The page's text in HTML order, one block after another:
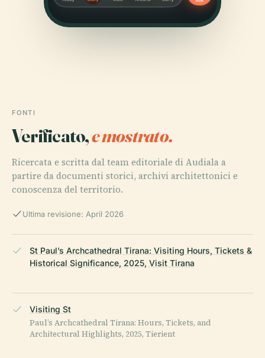
FONTI
Verificato,e mostrato.
Ricercata e scritta dal team editoriale di Audiala a
partire da documenti storici, archivi architettonici e
conoscenza del territorio.
Ultima revisione: April 2026
St Paul’s Archcathedral Tirana: Visiting Hours, Tickets &
Historical Significance, 2025, Visit Tirana
Visiting St
Paul’s Archcathedral Tirana: Hours, Tickets, and
Architectural Highlights, 2025, Tierient